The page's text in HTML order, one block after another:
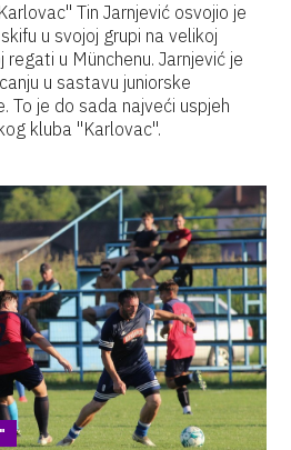
Tin Jarnjević osvojio je
u svojoj grupi na velikoj
u Münchenu. Jarnjević je
u sastavu juniorske
To je do sada najveći uspjeh
kluba "Karlovac".